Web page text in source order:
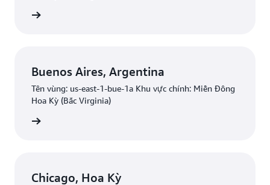
Buenos Aires, Argentina
Tên vùng: us-east-1-bue-1a Khu vực chính: Miền Đông
Hoa Kỳ (Bắc Virginia)
Chicago, Hoa Kỳ